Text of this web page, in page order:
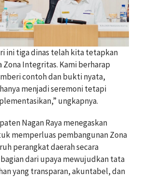
ini tiga dinas telah kita tetapkan
Zona Integritas. Kami berharap
contoh dan bukti nyata,
menjadi seremoni tetapi
ungkapnya.
Nagan Raya menegaskan
memperluas pembangunan Zona
perangkat daerah secara
dari upaya mewujudkan tata
yang transparan, akuntabel, dan